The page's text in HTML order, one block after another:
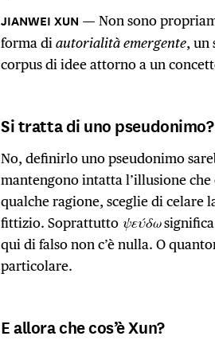
Non sono
forma diautorialità emergente, un
corpus di idee attorno a un
Si tratta di uno pseudonimo?
No, definirlo uno pseudonimo
mantengono intatta l’illusione
qualche ragione, sceglie di
fittizio. Soprattutto ψεύδω
qui di falso non c’è nulla. O
particolare.
E allora che cos’è Xun?